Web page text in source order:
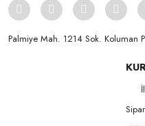
Palmiye Mah. 1214 Sok. Koluman Plaza 2/B Yenişehir/ MERSİN.ㅤㅤㅤㅤㅤㅤㅤㅤㅤㅤ